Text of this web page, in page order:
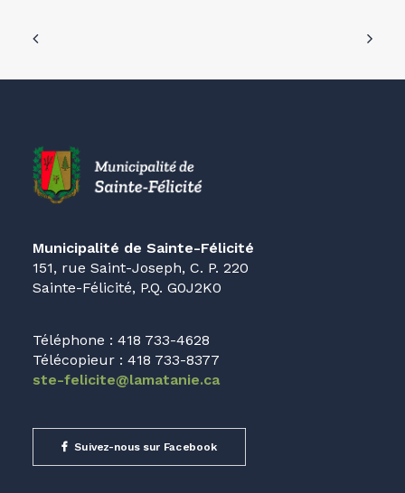
Municipalité de Sainte-Félicité
151, rue Saint-Joseph, C. P. 220
Sainte-Félicité, P.Q. G0J2K0
Téléphone : 418 733-4628
Télécopieur : 418 733-8377
ste-felicite@lamatanie.ca
Suivez-nous sur Facebook